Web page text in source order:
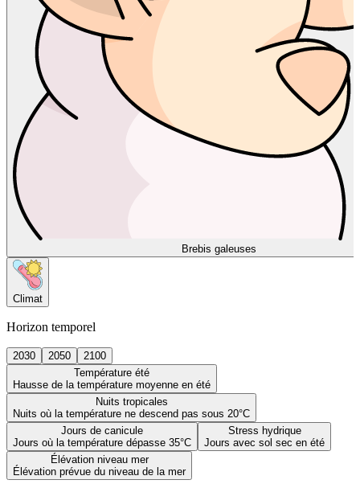
Brebis galeuses
Climat
Horizon temporel
2030 2050
2100
Température été
Hausse de la température moyenne en été
Nuits tropicales
Nuits où la température ne descend pas sous 20°C
Jours de canicule
Jours où la température dépasse 35°C
Stress hydrique
Jours avec sol sec en été
Élévation niveau mer
Élévation prévue du niveau de la mer